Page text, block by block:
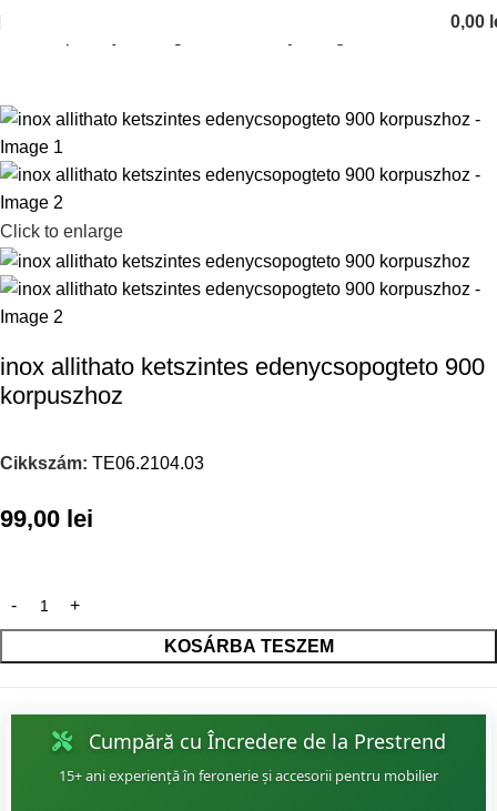
0,00
Click to enlarge
inox allithato ketszintes edenycsopogteto 900
korpuszhoz
Cikkszám: TE06.2104.03
99,00 lei
KOSÁRBA TESZEM
Cumpără cu Încredere de la Prestrend
15+ ani experiență în feronerie și accesorii pentru mobilier